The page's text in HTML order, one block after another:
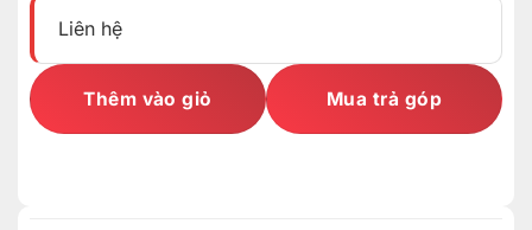
Liên hệ
Thêm vào giỏ Mua trả góp